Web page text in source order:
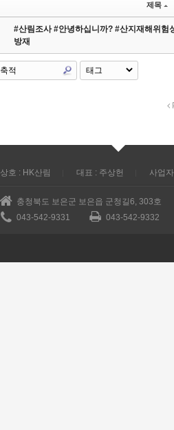
제목
#산림조사 #안녕하십니까? #산지재해위험
방재
상호 : HK산림 대표 : 주상헌 사업
충청북도 보은군 보은읍 군청길6, 303호
043-542-9331
043-542-9332